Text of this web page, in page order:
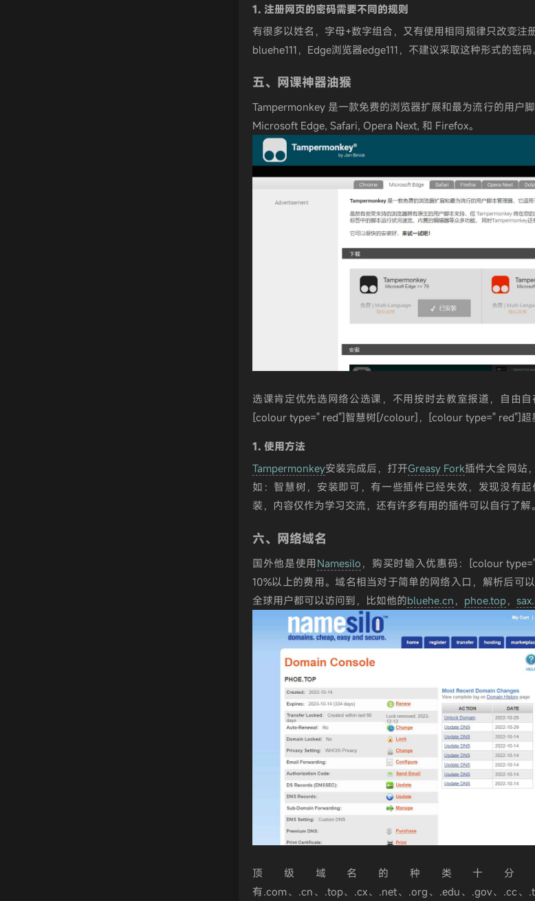
1. 注册网页的密码需要不同的规则
有很多以姓名，字母+数字组合，又有使用相同规律只改变注
bluehe111，Edge浏览器edge111，不建议采取这种形式的密码
五、网课神器油猴
Tampermonkey 是一款免费的浏览器扩展和最为流行的用户
Microsoft Edge, Safari, Opera Next, 和 Firefox。
选课肯定优先选网络公选课，不用按时去教室报道，自由
[colour type=" red"]智慧树[/colour]，[colour type=" red"]超
1. 使用方法
Tampermonkey安装完成后，打开Greasy Fork插件大全网站
如：智慧树，安装即可，有一些插件已经失效，发现没有
装，内容仅作为学习交流，还有许多有用的插件可以自行了解。
六、网络域名
国外他是使用Namesilo ，购买时输入优惠码：[colour
10%以上的费用。域名相当对于简单的网络入口，解析后可
全球用户都可以访问到，比如他的bluehe.cn ， phoe.top，
顶级域名的种类十分
有.com、.cn、.top、.cx、.net、.org、.edu、.gov、.cc、